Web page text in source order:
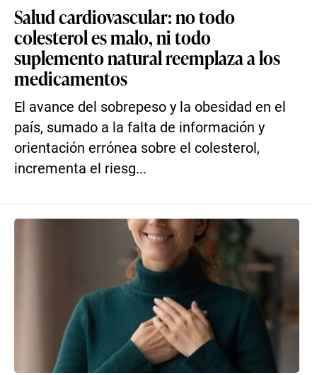
Salud cardiovascular: no todo
colesterol es malo, ni todo
suplemento natural reemplaza a los
medicamentos
El avance del sobrepeso y la obesidad en el
país, sumado a la falta de información y
orientación errónea sobre el colesterol,
incrementa el riesg...